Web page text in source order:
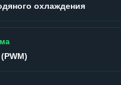
охлаждения